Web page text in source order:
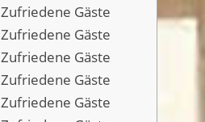
Zufriedene Gäste
Zufriedene Gäste
Zufriedene Gäste
Zufriedene Gäste
Zufriedene Gäste